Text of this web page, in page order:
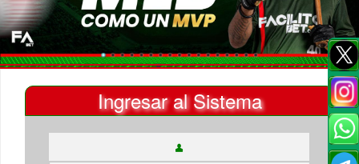
Cuentas
Ingresar al Sistema